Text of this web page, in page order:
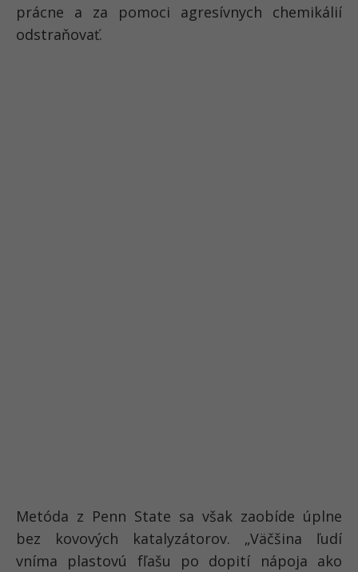
prácne a za pomoci agresívnych chemikálií
odstraňovať.
Metóda z Penn State sa však zaobíde úplne
bez kovových katalyzátorov. „Väčšina ľudí
vníma plastovú fľašu po dopití nápoja ako